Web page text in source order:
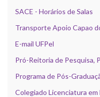
SACE - Horários de Salas
Transporte Apoio Capao
E-mail UFPel
Pró-Reitoria de Pesquisa,
Programa de Pós-
Colegiado Licenciatura em